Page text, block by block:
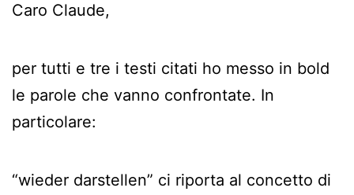
Caro Claude,
per tutti e tre i testi citati ho messo in bold
le parole che vanno confrontate. In
particolare:
“wieder darstellen” ci riporta al concetto di